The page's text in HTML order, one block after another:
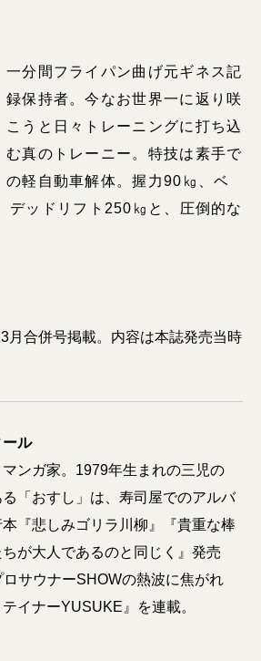
一分間フライパン曲げ元ギネス記
録保持者。今なお世界一に返り咲
こうと日々トレーニングに打ち込
む真のトレーニー。特技は素手で
の軽自動車解体。握力90㎏、ベ
デッドリフト250㎏と、圧倒的な
月合併号掲載。内容は本誌発売当時
ル
ンガ家。1979年生まれの三児の
「おすし」は、寿司屋でのアルバ
『悲しみゴリラ川柳』『貴重な棒
が大人であるのと同じく』発売
サウナーSHOWの熱波に焦がれ
イナーYUSUKE』を連載。